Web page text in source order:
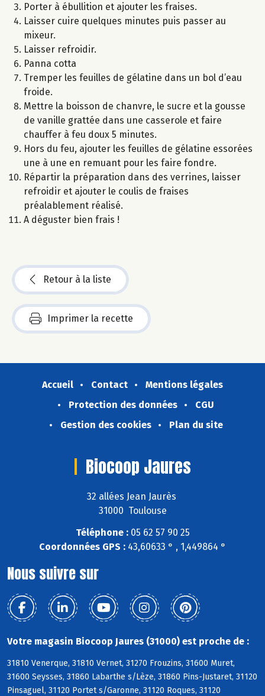
Porter à ébullition et ajouter les fraises.
Laisser cuire quelques minutes puis passer au
mixeur.
Laisser refroidir.
Panna cotta
Tremper les feuilles de gélatine dans un bol d’eau
froide.
Mettre la boisson de chanvre, le sucre et la gousse
de vanille grattée dans une casserole et faire
chauffer à feu doux 5 minutes.
Hors du feu, ajouter les feuilles de gélatine essorées
une à une en remuant pour les faire fondre.
Répartir la préparation dans des verrines, laisser
refroidir et ajouter le coulis de fraises
préalablement réalisé.
A déguster bien frais !
Retour à la liste
Imprimer la recette
Accueil Contact
Mentions légales
Protection des données
CGU
Gestion des cookies
Plan du site
Biocoop Jaures
32 allées Jean Jaurès
31000 Toulouse
Téléphone :05 62 57 90 25
Coordonnées GPS : 43,60633 ° , 1,449864 °
Nous suivre sur
Votre magasin Biocoop Jaures (31000) est proche de :
31810 Venerque, 31810 Vernet, 31270 Frouzins, 31600 Muret,
31600 Seysses, 31860 Labarthe s/Lèze, 31860 Pins-Justaret, 31120
Pinsaguel, 31120 Portet s/Garonne, 31120 Roques, 31120